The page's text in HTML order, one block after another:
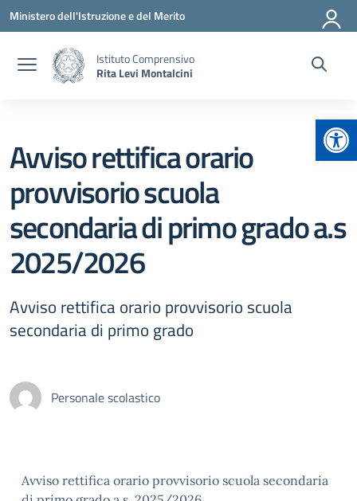
Vai ai contenuti
Vai al menu di navigazione
Vai al footer
Ministero dell'Istruzione e del Merito
Istituto Comprensivo
Rita Levi Montalcini
Avviso rettifica orario
provvisorio scuola
secondaria di primo grado a.s
2025/2026
Avviso rettifica orario provvisorio scuola
secondaria di primo grado
Personale scolastico
Avviso rettifica orario provvisorio scuola secondaria